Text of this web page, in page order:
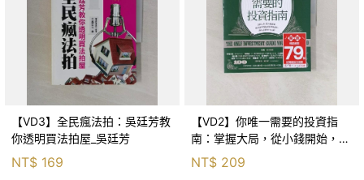
【VD3】全民瘋法拍：吳廷芳教
你透明買法拍屋_吳廷芳
NT$ 169
【VD2】你唯一需要的投資指
南：掌握大局，從小錢開始，養
成良好的投資和理財習慣，讓自
己邁向財富之路_安德魯‧托比亞
NT$ 209